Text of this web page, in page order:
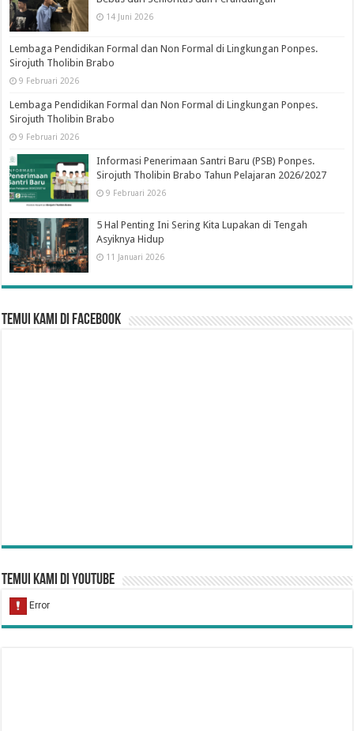
14 Juni 2026
Lembaga Pendidikan Formal dan Non Formal di Lingkungan Ponpes.
Sirojuth Tholibin Brabo
9 Februari 2026
Lembaga Pendidikan Formal dan Non Formal di Lingkungan Ponpes.
Sirojuth Tholibin Brabo
9 Februari 2026
Informasi Penerimaan Santri Baru (PSB) Ponpes.
Sirojuth Tholibin Brabo Tahun Pelajaran 2026/2027
9 Februari 2026
5 Hal Penting Ini Sering Kita Lupakan di Tengah
Asyiknya Hidup
11 Januari 2026
Temui Kami di Facebook
Temui Kami di YouTube